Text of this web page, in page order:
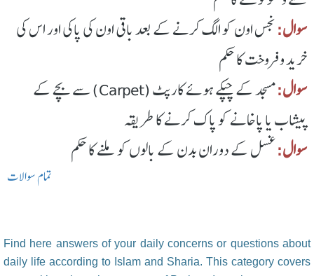
سوال:نجس اون کو الگ کرنے کے بعد باقی اون کی پاکی اور اس کی
خرید و فروخت کا حکم
سوال:
مسجد کے چپکے ہوئے کارپٹ (Carpet) سے بچے کے
پیشاب یا پاخانے کو پاک کرنے کا طریقہ
سوال:غسل کے دوران بدن کے بالوں کو ملنے کا حکم
تمام سوالات
Find here answers of your daily concerns or questions about
daily life according to Islam and Sharia. This category covers